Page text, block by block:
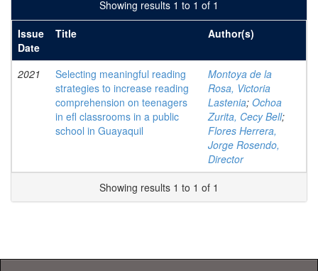
Showing results 1 to 1 of 1
Issue
Date
Title Author(s)
2021
Selecting meaningful reading
strategies to increase reading
comprehension on teenagers
in efl classrooms in a public
school in Guayaquil
Montoya de la
Rosa, Victoria
Lastenia; Ochoa
Zurita, Cecy Bell;
Flores Herrera,
Jorge Rosendo,
Director
Showing results 1 to 1 of 1